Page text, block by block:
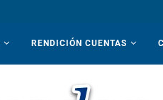
RENDICIÓN CUENTAS